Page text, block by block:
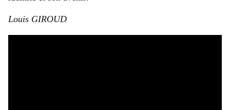
Louis GIROUD